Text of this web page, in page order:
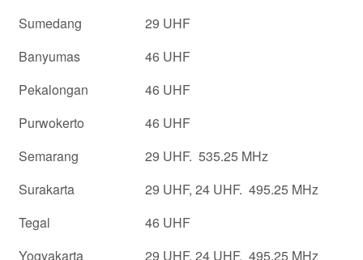
Sumedang
29 UHF
Banyumas
46 UHF
Pekalongan
46 UHF
Purwokerto
46 UHF
Semarang
29 UHF. 535.25 MHz
Surakarta
29 UHF, 24 UHF. 495.25 MHz
Tegal
46 UHF
Yogyakarta
29 UHF, 24 UHF. 495.25 MHz